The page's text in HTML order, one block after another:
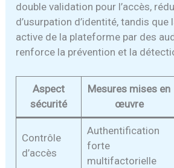
double validation pour l’accès,
d’usurpation d’identité, tandis que
active de la plateforme par des
renforce la prévention et la
Aspect
sécurité
Mesures mises en
œuvre
Contrôle
d’accès
Authentification
forte
multifactorielle